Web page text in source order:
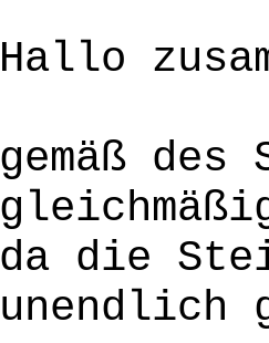
Hallo
gemäß
da die
unendlich